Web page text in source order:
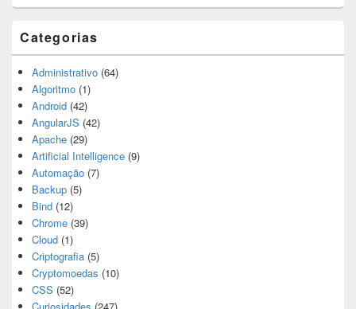
Categorias
Administrativo (64)
Algoritmo (1)
Android (42)
AngularJS (42)
Apache (29)
Artificial Intelligence (9)
Automação (7)
Backup (5)
Bind (12)
Chrome (39)
Cloud (1)
Criptografia (5)
Cryptomoedas (10)
CSS (52)
Curiosidades (247)